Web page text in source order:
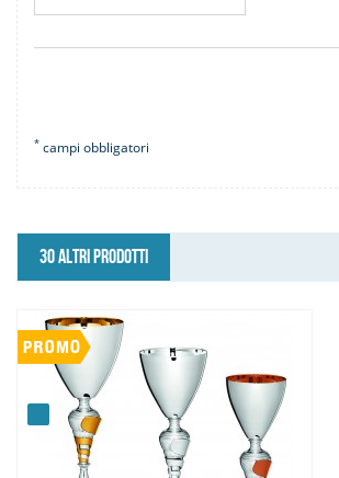
* campi obbligatori
30 ALTRI PRODOTTI